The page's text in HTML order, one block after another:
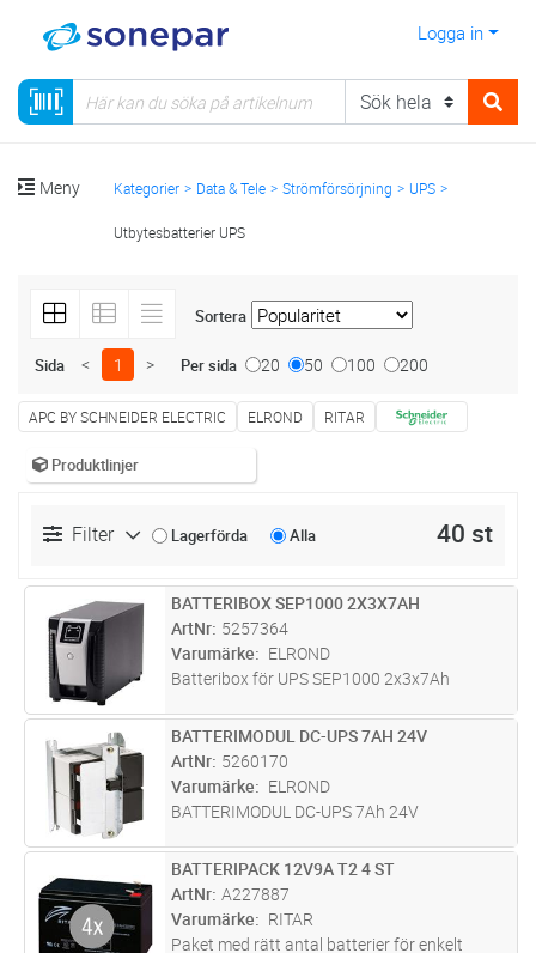
Logga in
Meny Kategorier Data & Tele Strömförsörjning UPS
Utbytesbatterier UPS
Sortera
Sida < 1 > Per sida 20 50 100 200
APC BY SCHNEIDER ELECTRIC ELROND RITAR
Produktlinjer
Filter Lagerförda Alla 40 st
ST Lägg i kundvagn
BATTERIBOX SEP1000 2X3X7AH
ArtNr 5257364
Varumärke
ELROND
Batteribox för UPS SEP1000 2x3x7Ah
ST Lägg i kundvagn
BATTERIMODUL DC-UPS 7AH 24V
ArtNr 5260170
Varumärke
ELROND
BATTERIMODUL DC-UPS 7Ah 24V
ST Lägg i kundvagn
BATTERIPACK 12V9A T2 4 ST
ArtNr A227887
Varumärke
RITAR
Paket med rätt antal batterier för enkelt